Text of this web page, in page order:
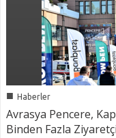
■ Haberler
Avrasya Pencere,
Binden Fazla